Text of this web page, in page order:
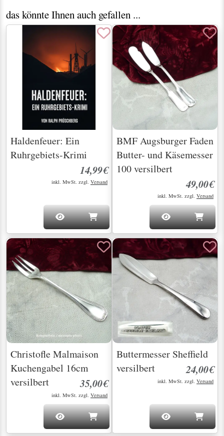
das könnte Ihnen auch gefallen ...
Haldenfeuer: Ein
Ruhrgebiets-Krimi
14,99€
inkl. MwSt. zzgl. Versand
BMF Augsburger Faden
Butter- und Käsemesser
100 versilbert
49,00€
inkl. MwSt. zzgl. Versand
Christofle Malmaison
Kuchengabel 16cm
versilbert
35,00€
inkl. MwSt. zzgl. Versand
Buttermesser Sheffield
versilbert
24,00€
inkl. MwSt. zzgl. Versand